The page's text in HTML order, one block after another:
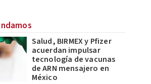
Salud, BIRMEX y Pfizer
acuerdan impulsar
tecnología de vacunas
de ARN mensajero en
México